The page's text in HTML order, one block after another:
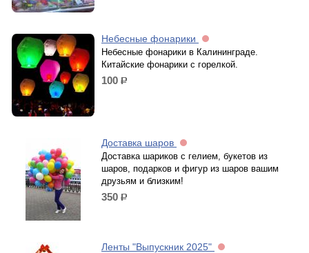
Небесные фонарики
Небесные фонарики в Калининграде.
Китайские фонарики с горелкой.
100 р.
Доставка шаров
Доставка шариков с гелием, букетов из
шаров, подарков и фигур из шаров вашим
друзьям и близким!
350 р.
Ленты "Выпускник 2025"